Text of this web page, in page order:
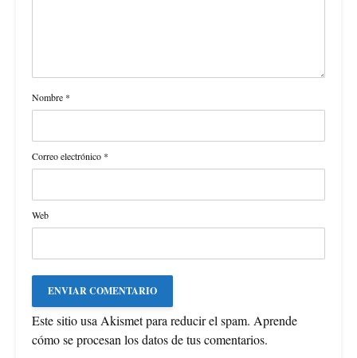
Nombre *
Correo electrónico *
Web
Este sitio usa Akismet para reducir el spam. Aprende
cómo se procesan los datos de tus comentarios.